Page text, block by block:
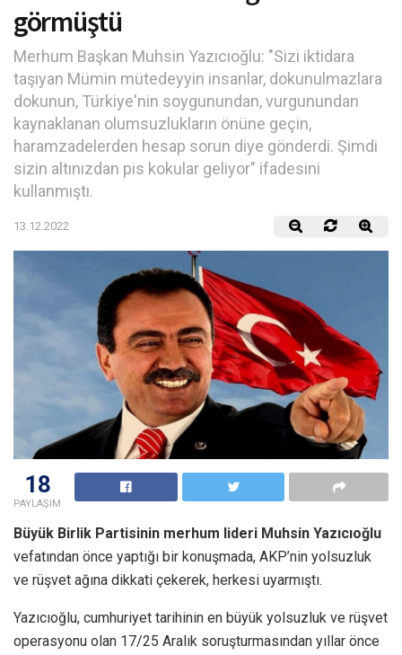
görmüştü
Merhum Başkan Muhsin Yazıcıoğlu: "Sizi iktidara
taşıyan Mümin mütedeyyin insanlar, dokunulmazlara
dokunun, Türkiye'nin soygunundan, vurgunundan
kaynaklanan olumsuzlukların önüne geçin,
haramzadelerden hesap sorun diye gönderdi. Şimdi
sizin altınızdan pis kokular geliyor" ifadesini
kullanmıştı.
13.12.2022
18
PAYLAŞIM
Büyük Birlik Partisinin merhum lideri Muhsin Yazıcıoğlu
vefatından önce yaptığı bir konuşmada, AKP’nin yolsuzluk
ve rüşvet ağına dikkati çekerek, herkesi uyarmıştı.
Yazıcıoğlu, cumhuriyet tarihinin en büyük yolsuzluk ve rüşvet
operasyonu olan 17/25 Aralık soruşturmasından yıllar önce